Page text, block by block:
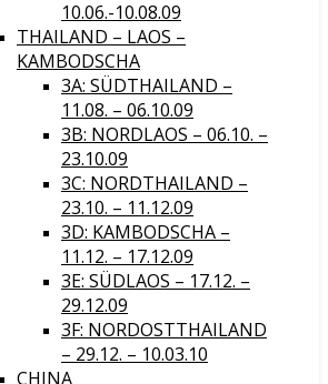
10.06.-10.08.09
THAILAND – LAOS –
KAMBODSCHA
3A: SÜDTHAILAND –
11.08. – 06.10.09
3B: NORDLAOS – 06.10. –
23.10.09
3C: NORDTHAILAND –
23.10. – 11.12.09
3D: KAMBODSCHA –
11.12. – 17.12.09
3E: SÜDLAOS – 17.12. –
29.12.09
3F: NORDOSTTHAILAND
– 29.12. – 10.03.10
CHINA